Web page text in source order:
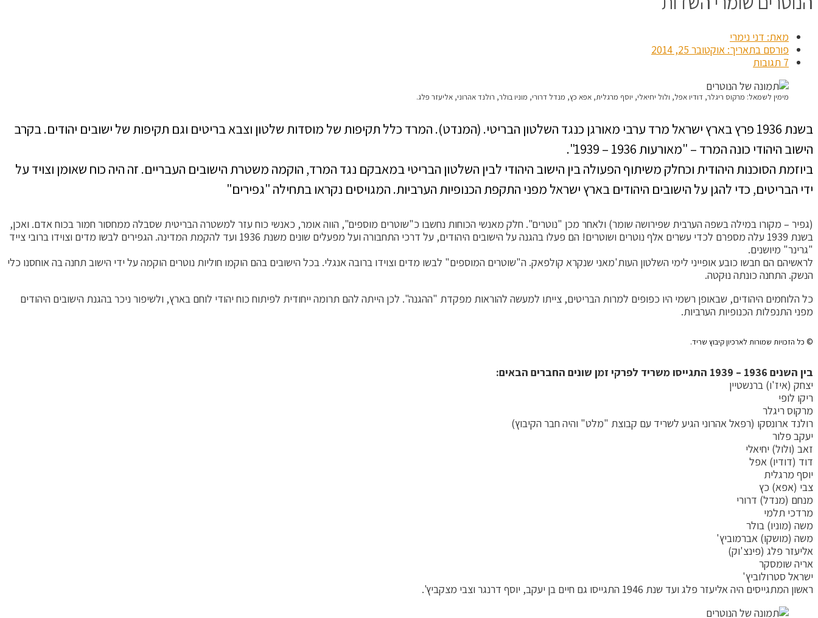
מאת: דני נימרי
פורסם בתאריך: אוקטובר 25, 2014
7 תגובות
מימין לשמאל: מרקוס ריגלר, דודיו אפל, ולול יחיאלי, יוסף מרגלית, אפא כץ, מנדל דרורי, מוניו בולר, רולנד אהרוני, אליעזר פלג.
בשנת 1936 פרץ בארץ ישראל מרד ערבי מאורגן כנגד השלטון הבריטי. (המנדט). המרד כלל תקיפות של מוסדות שלטון וצבא בריטים וגם תקיפות של ישובים יהודים. בקרב
הישוב היהודי כונה המרד – "מאורעות 1936 – 1939".
ביוזמת הסוכנות היהודית וכחלק משיתוף הפעולה בין הישוב היהודי לבין השלטון הבריטי במאבקם נגד המרד, הוקמה משטרת הישובים העבריים. זה היה כוח שאומן וצויד על
ידי הבריטים, כדי להגן על הישובים היהודים בארץ ישראל מפני התקפת הכנופיות הערביות. המגויסים נקראו בתחילה "גפירים"
(גפיר – מקורו במילה בשפה הערבית שפירושה שומר) ולאחר מכן "נוטרים". חלק מאנשי הכוחות נחשבו כ"שוטרים מוספים", הווה אומר, כאנשי כוח עזר למשטרה הבריטית שסבלה ממחסור חמור בכוח אדם. ואכן,
בשנת 1939 עלה מספרם לכדי עשרים אלף נוטרים ושוטרים! הם פעלו בהגנה על הישובים היהודים, על דרכי התחבורה ועל מפעלים שונים משנת 1936 ועד להקמת המדינה. הגפירים לבשו מדים וצוידו ברובי צייד
"גרינר" מיושנים.
לראשיהם הם חבשו כובע אופייני לימי השלטון העות'מאני שנקרא קולפאק. ה"שוטרים המוספים" לבשו מדים וצוידו ברובה אנגלי. בכל הישובים בהם הוקמו חוליות נוטרים הוקמה על ידי הישוב תחנה בה אוחסנו כלי
הנשק. התחנה כונתה נוּקטה.
כל הלוחמים היהודים, שבאופן רשמי היו כפופים למרות הבריטים, צייתו למעשה להוראות מפקדת "ההגנה". לכן הייתה להם תרומה ייחודית לפיתוח כוח יהודי לוחם בארץ, ולשיפור ניכר בהגנת הישובים היהודים
מפני התנפלות הכנופיות הערביות.
© כל הזכויות שמורות לארכיון קיבוץ שריד.
בין השנים 1936 – 1939 התגייסו משריד לפרקי זמן שונים החברים הבאים:
יצחק (איז'ו) ברנשטיין
ריקו לופי
מרקוס ריגלר
רולנד ארונסקו (רפאל אהרוני הגיע לשריד עם קבוצת "מלט" והיה חבר הקיבוץ)
יעקב פלור
זאב (ולול) יחיאלי
דוד (דודיו) אפל
יוסף מרגלית
צבי (אפא) כץ
מנחם (מנדל) דרורי
מרדכי תלמי
משה (מוניו) בולר
משה (מושקו) אברמוביץ'
אליעזר פלג (פינצ'וק)
אריה שומסקר
ישראל סטרולוביץ'
ראשון המתגייסים היה אליעזר פלג ועד שנת 1946 התגייסו גם חיים בן יעקב, יוסף דרנגר וצבי מצקביץ'.